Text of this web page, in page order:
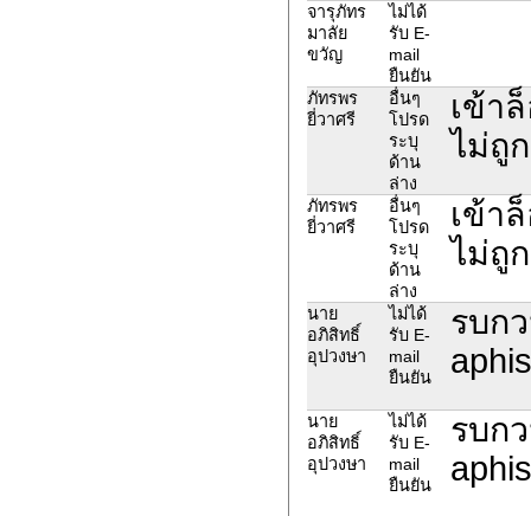
จารุภัทร
มาลัย
ขวัญ
ไม่ได้
รับ E-
mail
ยืนยัน
ภัทรพร
ยี่วาศรี
อื่นๆ
โปรด
ระบุ
ด้าน
ล่าง
เข้า
ไม่ถู
ภัทรพร
ยี่วาศรี
อื่นๆ
โปรด
ระบุ
ด้าน
ล่าง
เข้า
ไม่ถู
นาย
อภิสิทธิ์
อุปวงษา
ไม่ได้
รับ E-
mail
ยืนยัน
รบก
นาย
อภิสิทธิ์
อุปวงษา
ไม่ได้
รับ E-
mail
ยืนยัน
รบก